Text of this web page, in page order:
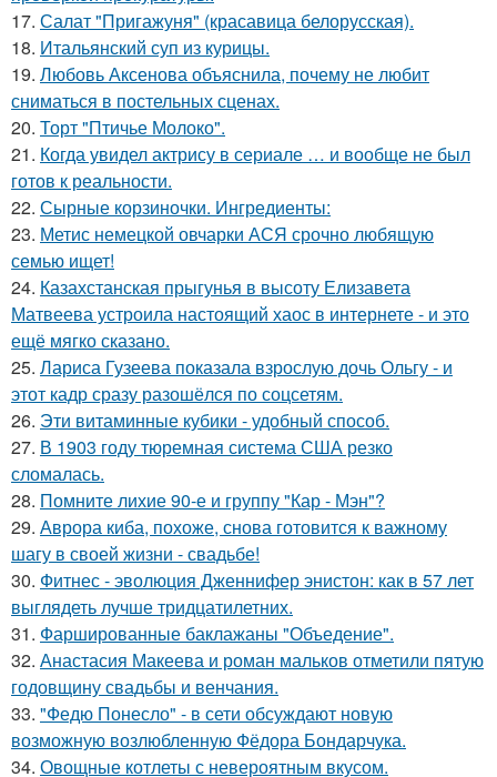
17. Салат "Пригажуня" (красавица белорусская).
18. Итальянский суп из курицы.
19. Любовь Аксенова объяснила, почему не любит
сниматься в постельных сценах.
20. Торт "Птичье Молоко".
21. Когда увидел актрису в сериале … и вообще не был
готов к реальности.
22. Сырные корзиночки. Ингредиенты:
23. Метис немецкой овчарки АСЯ срочно любящую
семью ищет!
24. Казахстанская прыгунья в высоту Елизавета
Матвеева устроила настоящий хаос в интернете - и это
ещё мягко сказано.
25. Лариса Гузеева показала взрослую дочь Ольгу - и
этот кадр сразу разошёлся по соцсетям.
26. Эти витаминные кубики - удобный способ.
27. В 1903 году тюремная система США резко
сломалась.
28. Помните лихие 90-е и группу "Кар - Мэн"?
29. Аврора киба, похоже, снова готовится к важному
шагу в своей жизни - свадьбе!
30. Фитнес - эволюция Дженнифер энистон: как в 57 лет
выглядеть лучше тридцатилетних.
31. Фаршированные баклажаны "Объедение".
32. Анастасия Макеева и роман мальков отметили пятую
годовщину свадьбы и венчания.
33. "Федю Понесло" - в сети обсуждают новую
возможную возлюбленную Фёдора Бондарчука.
34. Овощные котлеты с невероятным вкусом.